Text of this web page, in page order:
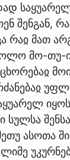
საყუარელ
შენგან,
რაჲ მათ
მო-თუ-
სულსა
ასოთა